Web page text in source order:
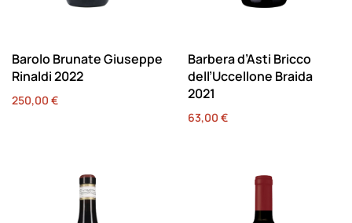
Barolo Brunate Giuseppe
Rinaldi 2022
250,00 €
Barbera d’Asti Bricco
dell’Uccellone Braida
2021
63,00 €